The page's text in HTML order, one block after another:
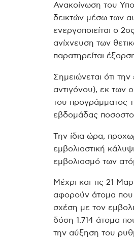
Ανακοίνωση του
δεικτών μέσω των
ενεργοποιείται ο
ανίχνευση των
παρατηρείται
Σημειώνεται ότι
αντιγόνου), εκ των
του προγράμματος
εβδομάδας
Την ίδια ώρα,
εμβολιαστική
εμβολιασμό των
Μέχρι και τις 21
αφορούν άτομα που
σχέση με τον
δόση 1.714 άτομα
την αύξηση του